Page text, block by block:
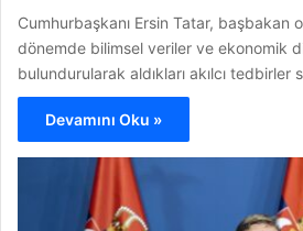
Cumhurbaşkanı Ersin Tatar, başbakan
dönemde bilimsel veriler ve ekonomik
bulundurularak aldıkları akılcı tedbirler
Devamını Oku »